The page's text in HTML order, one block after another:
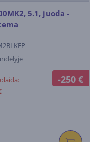
-250 €
5.1, juoda -